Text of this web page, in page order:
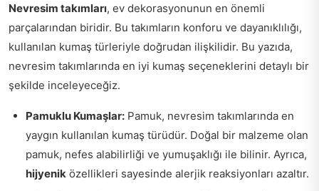
Nevresim takımları, ev dekorasyonunun en önemli
parçalarından biridir. Bu takımların konforu ve dayanıklılığı,
kullanılan kumaş türleriyle doğrudan ilişkilidir. Bu yazıda,
nevresim takımlarında en iyi kumaş seçeneklerini detaylı bir
şekilde inceleyeceğiz.
Pamuklu Kumaşlar: Pamuk, nevresim takımlarında en
yaygın kullanılan kumaş türüdür. Doğal bir malzeme olan
pamuk, nefes alabilirliği ve yumuşaklığı ile bilinir. Ayrıca,
hijyenik özellikleri sayesinde alerjik reaksiyonları azaltır.